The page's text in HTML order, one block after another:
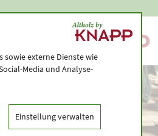
sowie externe Dienste wie
Media und Analyse-
Einstellung verwalten